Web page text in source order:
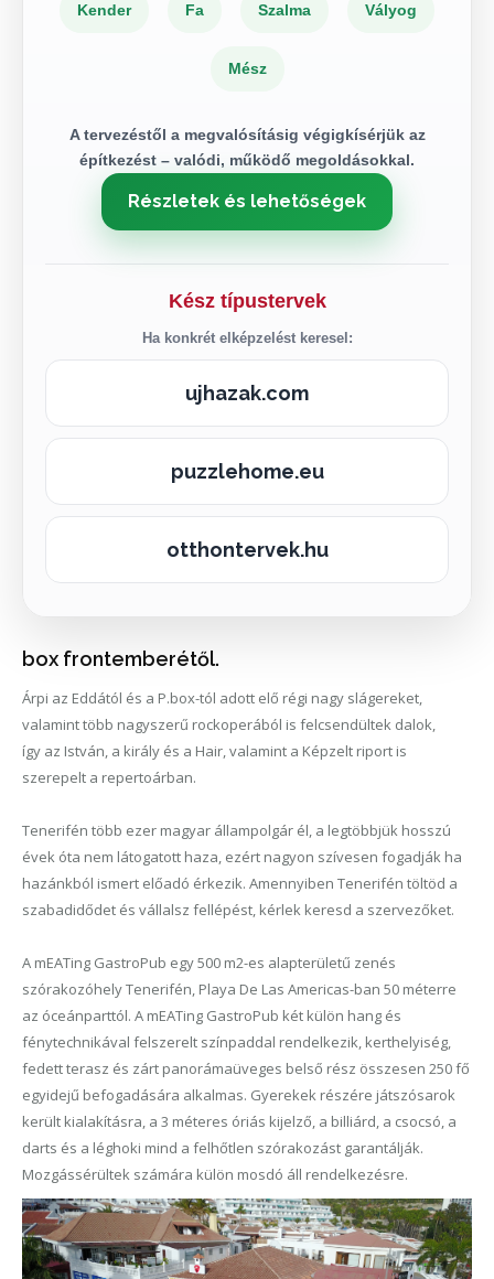
Kender Fa Szalma Vályog
Mész
A tervezéstől a megvalósításig végigkísérjük az
építkezést – valódi, működő megoldásokkal.
Részletek és lehetőségek
Kész típustervek
Ha konkrét elképzelést keresel:
ujhazak.com
puzzlehome.eu
otthontervek.hu
box frontemberétől.
Árpi az Eddától és a P.box-tól adott elő régi nagy slágereket,
valamint több nagyszerű rockoperából is felcsendültek dalok,
így az István, a király és a Hair, valamint a Képzelt riport is
szerepelt a repertoárban.
Tenerifén több ezer magyar állampolgár él, a legtöbbjük hosszú
évek óta nem látogatott haza, ezért nagyon szívesen fogadják ha
hazánkból ismert előadó érkezik. Amennyiben Tenerifén töltöd a
szabadidődet és vállalsz fellépést, kérlek keresd a szervezőket.
A mEATing GastroPub egy 500 m2-es alapterületű zenés
szórakozóhely Tenerifén, Playa De Las Americas-ban 50 méterre
az óceánparttól. A mEATing GastroPub két külön hang és
fénytechnikával felszerelt színpaddal rendelkezik, kerthelyiség,
fedett terasz és zárt panorámaüveges belső rész összesen 250 fő
egyidejű befogadására alkalmas. Gyerekek részére játszósarok
került kialakításra, a 3 méteres óriás kijelző, a billiárd, a csocsó, a
darts és a léghoki mind a felhőtlen szórakozást garantálják.
Mozgássérültek számára külön mosdó áll rendelkezésre.